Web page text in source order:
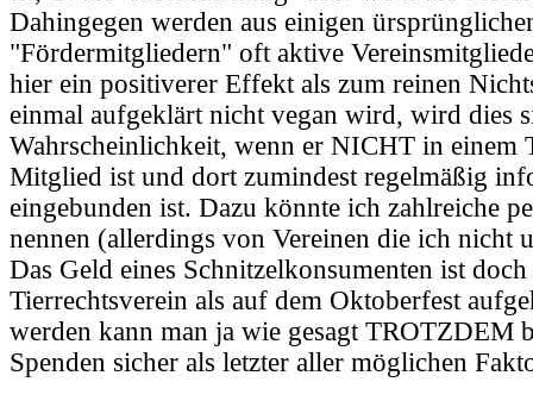
Dahingegen werden aus einigen
"Fördermitgliedern" oft aktive
hier ein positiverer Effekt als zum reinen
einmal aufgeklärt nicht vegan wird, wird dies
Wahrscheinlichkeit, wenn er NICHT in einem
Mitglied ist und dort zumindest regelmäßig
eingebunden ist. Dazu könnte ich zahlreiche
nennen (allerdings von Vereinen die ich nicht
Das Geld eines Schnitzelkonsumenten ist
Tierrechtsverein als auf dem Oktoberfest
werden kann man ja wie gesagt TROTZDEM
Spenden sicher als letzter aller möglichen